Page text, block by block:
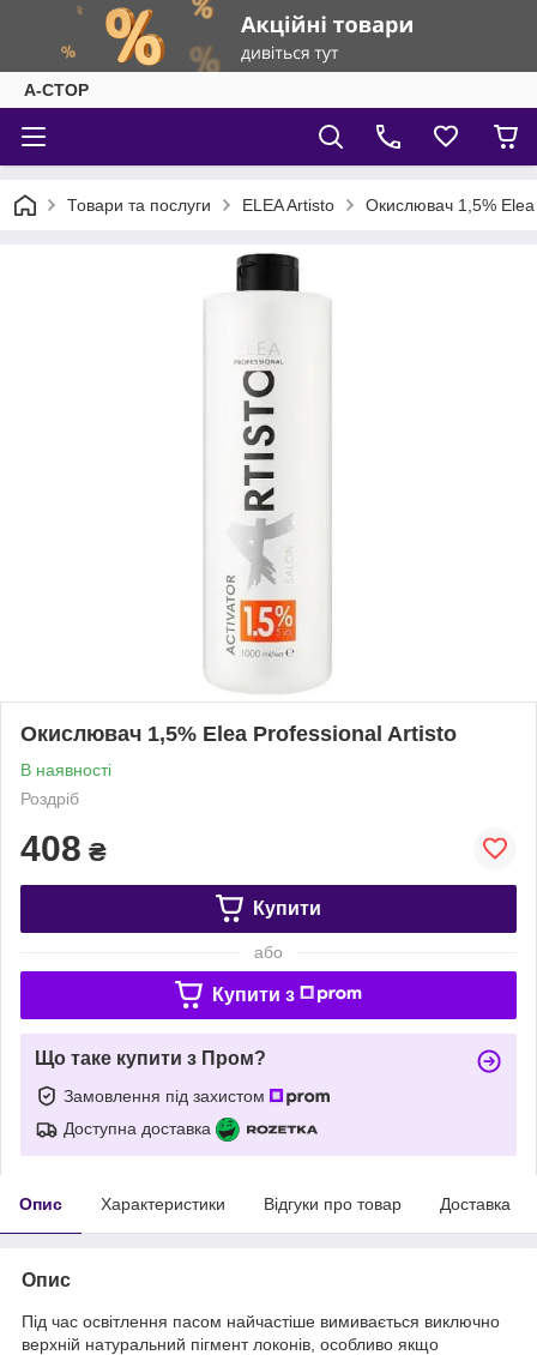
А-СТОР
Товари та послуги ELEA Artisto Окислювач 1,5%
Окислювач 1,5% Elea Professional Artisto
В наявності
Роздріб
408 ₴
Купити
або
Купити з
Що таке купити з Пром?
Замовлення під захистом
Доступна доставка
Опис Характеристики Відгуки про товар Доставка
Опис
Під час освітлення пасом найчастіше вимивається виключно
верхній натуральний пігмент локонів, особливо якщо